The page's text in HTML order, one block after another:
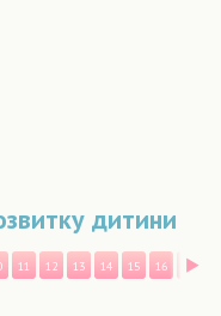
дитини
11 12 13 14 15 16 17